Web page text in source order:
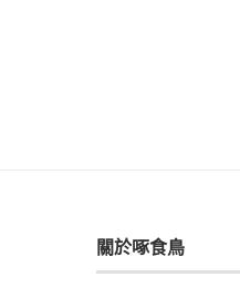
關於啄食鳥